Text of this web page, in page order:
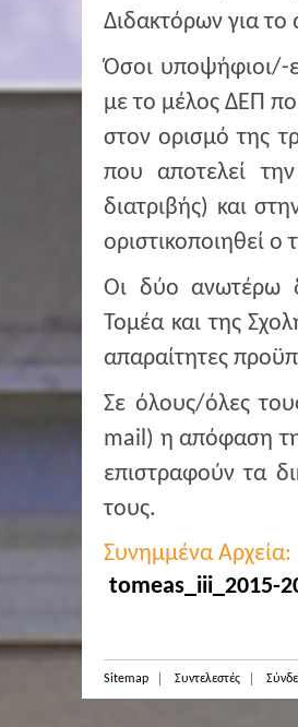
Διδακτόρων για το
Όσοι υποψήφιοι/-
με το μέλος ΔΕΠ
στον ορισμό της
που αποτελεί
διατριβής) και
οριστικοποιηθεί ο
Οι δύο ανωτέρω
Τομέα και της
απαραίτητες
Σε όλους/όλες
mail) η απόφαση
επιστραφούν τα
τους.
Συνημμένα Αρχεία:
tomeas_iii_2015-
Sitemap Συντελεστές